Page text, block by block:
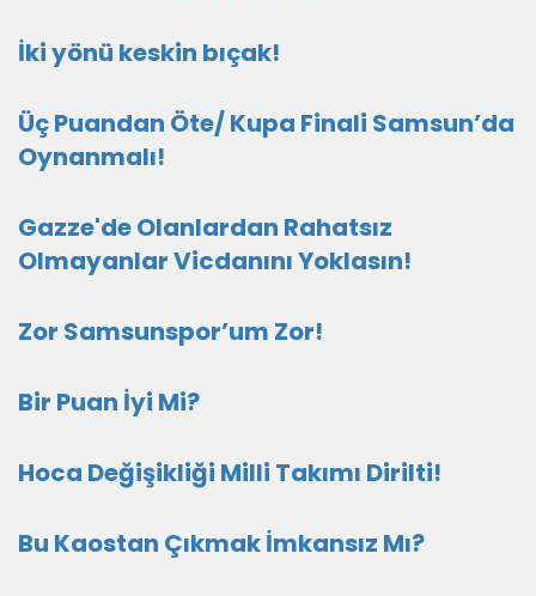
İki yönü keskin bıçak!
Üç Puandan Öte/ Kupa Finali Samsun’da
Oynanmalı!
Gazze'de Olanlardan Rahatsız
Olmayanlar Vicdanını Yoklasın!
Zor Samsunspor’um Zor!
Bir Puan İyi Mi?
Hoca Değişikliği Milli Takımı Dirilti!
Bu Kaostan Çıkmak İmkansız Mı?